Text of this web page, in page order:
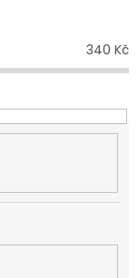
340 Kč